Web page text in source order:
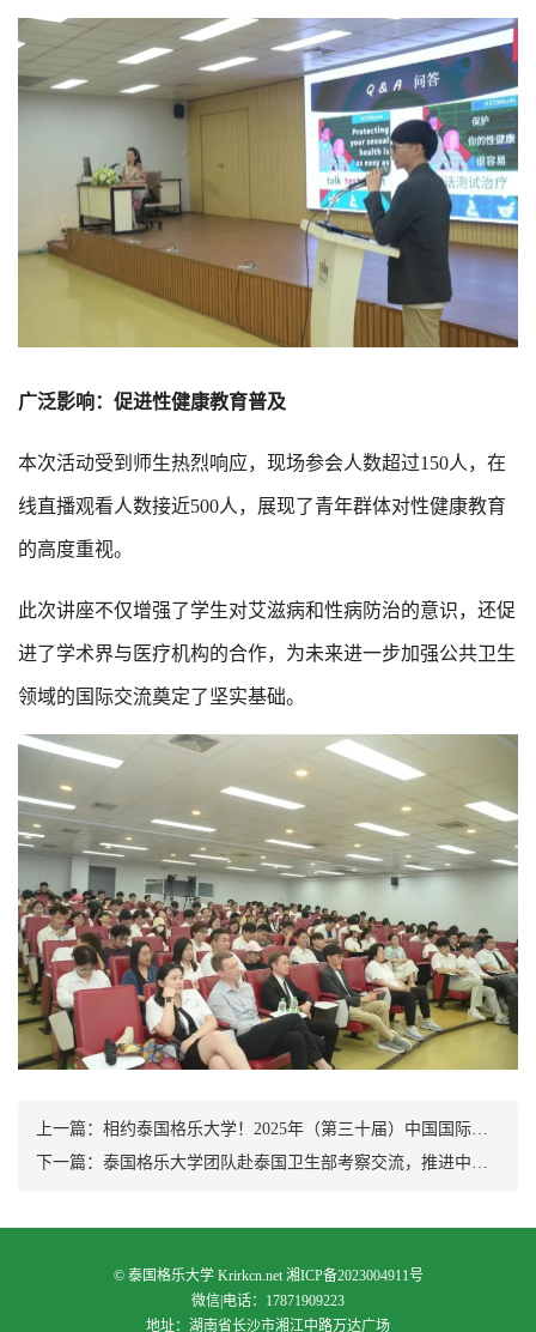
广泛影响：促进性健康教育普及
本次活动受到师生热烈响应，现场参会人数超过150人，在
线直播观看人数接近500人，展现了青年群体对性健康教育
的高度重视。
此次讲座不仅增强了学生对艾滋病和性病防治的意识，还促
进了学术界与医疗机构的合作，为未来进一步加强公共卫生
领域的国际交流奠定了坚实基础。
上一篇： 相约泰国格乐大学！2025年（第三十届）中国国际教育巡回展亮点抢先看
下一篇： 泰国格乐大学团队赴泰国卫生部考察交流，推进中泰医学教育合作
© 泰国格乐大学Krirkcn.net 湘ICP备2023004911号
微信|电话：17871909223
地址：湖南省长沙市湘江中路万达广场